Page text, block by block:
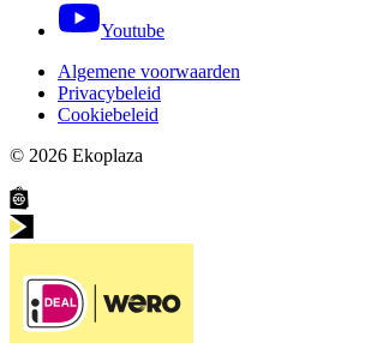
Youtube
Algemene voorwaarden
Privacybeleid
Cookiebeleid
© 2026 Ekoplaza